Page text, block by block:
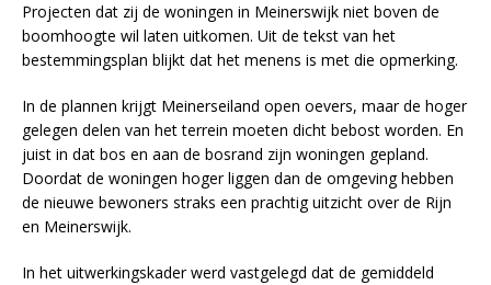
Projecten dat zij de woningen in Meinerswijk niet boven de
boomhoogte wil laten uitkomen. Uit de tekst van het
bestemmingsplan blijkt dat het menens is met die opmerking.
In de plannen krijgt Meinerseiland open oevers, maar de hoger
gelegen delen van het terrein moeten dicht bebost worden. En
juist in dat bos en aan de bosrand zijn woningen gepland.
Doordat de woningen hoger liggen dan de omgeving hebben
de nieuwe bewoners straks een prachtig uitzicht over de Rijn
en Meinerswijk.
In het uitwerkingskader werd vastgelegd dat de gemiddeld